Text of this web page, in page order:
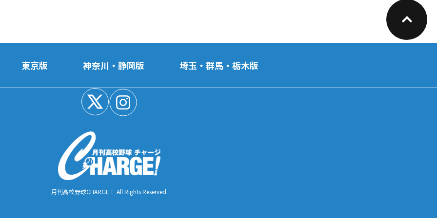
東京版 神奈川・静岡版 埼玉・群馬・栃木版
月刊高校野球CHARGE！ All Rights Reserved.